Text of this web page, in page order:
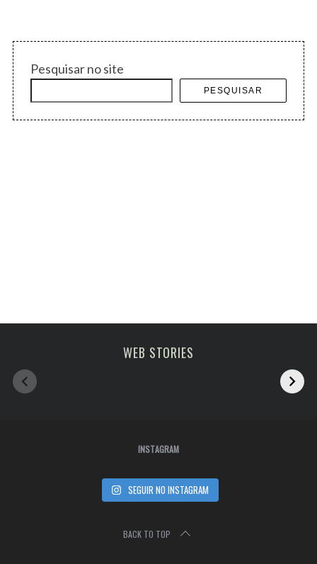
Pesquisar no site
PESQUISAR
WEB STORIES
Melhoras atrações
de Paris
viagem em fevereiro
INSTAGRAM
SEGUIR NO INSTAGRAM
BACK TO TOP